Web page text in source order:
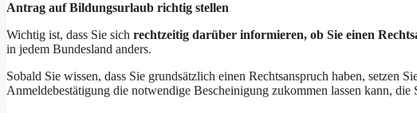
Antrag auf Bildungsurlaub richtig stellen
Wichtig ist, dass Sie sich rechtzeitig darüber informieren, ob Sie einen
in jedem Bundesland anders.
Sobald Sie wissen, dass Sie grundsätzlich einen Rechtsanspruch haben, setzen
Anmeldebestätigung die notwendige Bescheinigung zukommen lassen kann,